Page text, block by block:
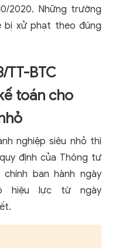
2020. Những trường
bị xử phạt theo đúng
TT-BTC
toán cho
nghiệp siêu nhỏ thì
định của Thông tư
chính ban hành ngày
hiệu lực từ ngày